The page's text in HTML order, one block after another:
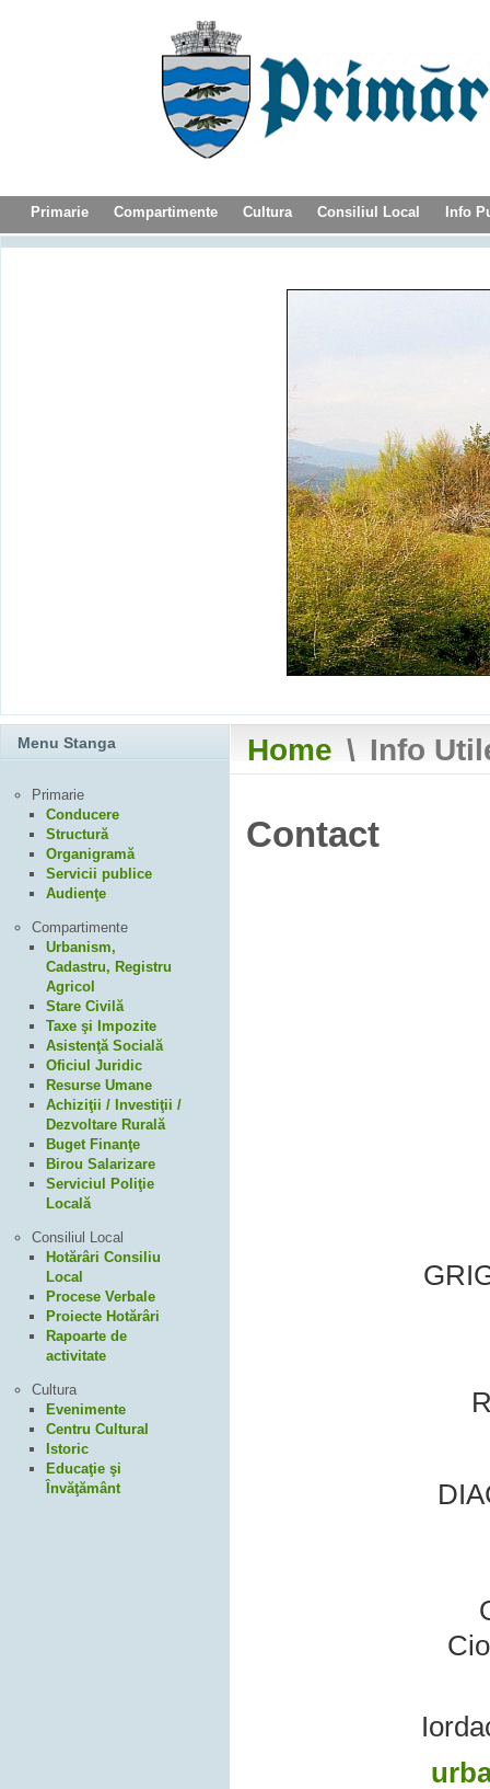
Primarie Compartimente Cultura Consiliul Local Info
Home \ Info
Contact
Menu Stanga
Primarie
Conducere
Structură
Organigramă
Servicii publice
Audienţe
Compartimente
Urbanism,
Cadastru, Registru
Agricol
Stare Civilă
Taxe şi Impozite
Asistenţă Socială
Oficiul Juridic
Resurse Umane
Achiziţii / Investiţii /
Dezvoltare Rurală
Buget Finanţe
Birou Salarizare
Serviciul Poliţie
Locală
Consiliul Local
Hotărâri Consiliu
Local
Procese Verbale
Proiecte Hotărâri
Rapoarte de
activitate
Cultura
Evenimente
Centru Cultural
Istoric
Educaţie şi
Învăţământ